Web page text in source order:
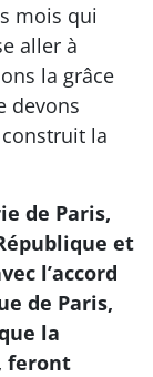
mois qui
aller à
la grâce
devons
la
de Paris,
et
l’accord
de Paris,
la
feront